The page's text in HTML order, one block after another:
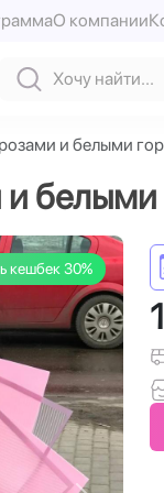
О компании
и белыми
и
кешбек 30%